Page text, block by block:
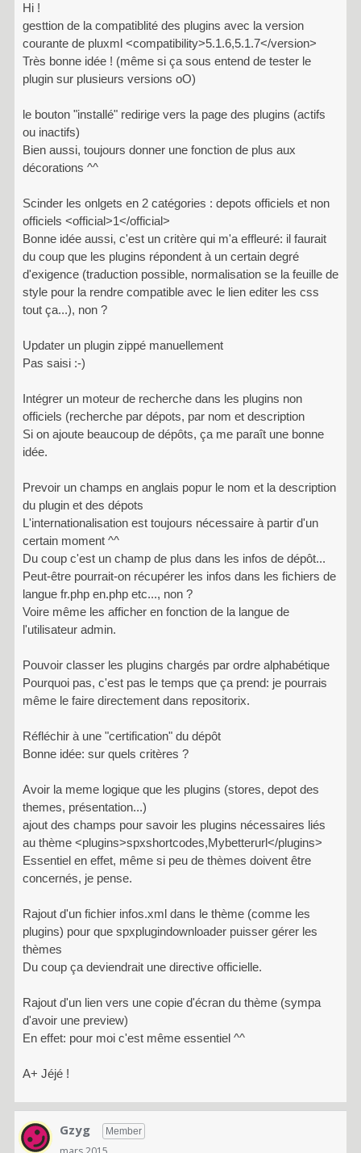
Hi !
gesttion de la compatiblité des plugins avec la version
courante de pluxml <compatibility>5.1.6,5.1.7</version>
Très bonne idée ! (même si ça sous entend de tester le
plugin sur plusieurs versions oO)
le bouton "installé" redirige vers la page des plugins (actifs
ou inactifs)
Bien aussi, toujours donner une fonction de plus aux
décorations ^^
Scinder les onlgets en 2 catégories : depots officiels et non
officiels <official>1</official>
Bonne idée aussi, c'est un critère qui m'a effleuré: il faurait
du coup que les plugins répondent à un certain degré
d'exigence (traduction possible, normalisation se la feuille de
style pour la rendre compatible avec le lien editer les css
tout ça...), non ?
Updater un plugin zippé manuellement
Pas saisi :-)
Intégrer un moteur de recherche dans les plugins non
officiels (recherche par dépots, par nom et description
Si on ajoute beaucoup de dépôts, ça me paraît une bonne
idée.
Prevoir un champs en anglais popur le nom et la description
du plugin et des dépots
L'internationalisation est toujours nécessaire à partir d'un
certain moment ^^
Du coup c'est un champ de plus dans les infos de dépôt...
Peut-être pourrait-on récupérer les infos dans les fichiers de
langue fr.php en.php etc..., non ?
Voire même les afficher en fonction de la langue de
l'utilisateur admin.
Pouvoir classer les plugins chargés par ordre alphabétique
Pourquoi pas, c'est pas le temps que ça prend: je pourrais
même le faire directement dans repositorix.
Réfléchir à une "certification" du dépôt
Bonne idée: sur quels critères ?
Avoir la meme logique que les plugins (stores, depot des
themes, présentation...)
ajout des champs pour savoir les plugins nécessaires liés
au thème <plugins>spxshortcodes,Mybetterurl</plugins>
Essentiel en effet, même si peu de thèmes doivent être
concernés, je pense.
Rajout d'un fichier infos.xml dans le thème (comme les
plugins) pour que spxplugindownloader puisser gérer les
thèmes
Du coup ça deviendrait une directive officielle.
Rajout d'un lien vers une copie d'écran du thème (sympa
d'avoir une preview)
En effet: pour moi c'est même essentiel ^^
A+ Jéjé !
Gzyg Member